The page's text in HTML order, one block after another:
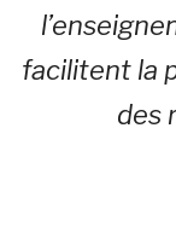
facilitent la
des